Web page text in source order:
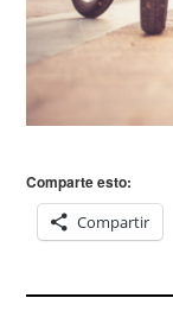
Comparte esto:
Compartir